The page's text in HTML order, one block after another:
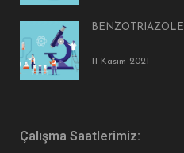
BENZOTRIAZOLE
11 Kasım 2021
Çalışma Saatlerimiz: